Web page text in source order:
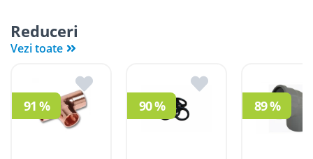
Reduceri
Vezi toate
91 % 90 % 89 %